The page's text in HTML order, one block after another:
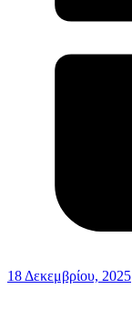
18 Δεκεμβρίου, 2025